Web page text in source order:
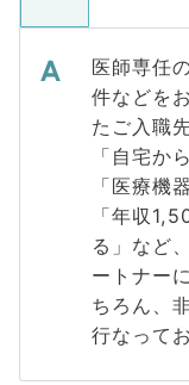
医師専任
件などを
たご入職
「自宅か
「医療機
「年収
る」など
ートナー
ちろん、
行なって